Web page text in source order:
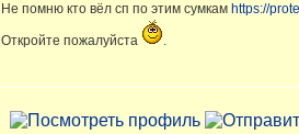
Не помню кто вёл сп по этим сумкам https://
Откройте пожалуйста .